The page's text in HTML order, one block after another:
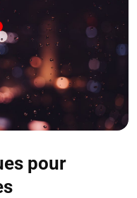
pour